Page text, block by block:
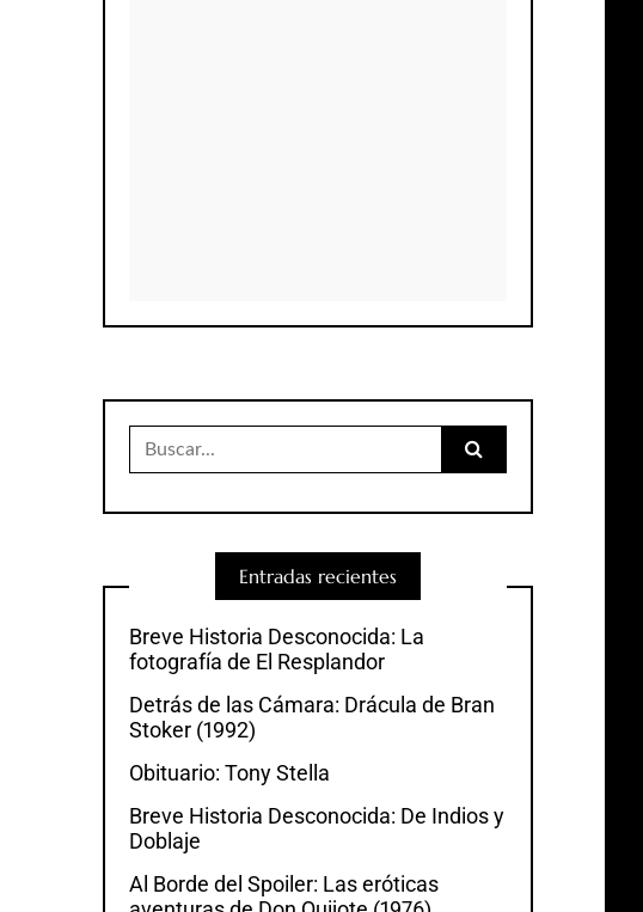
Buscar:
Entradas recientes
Breve Historia Desconocida: La
fotografía de El Resplandor
Detrás de las Cámara: Drácula de Bran
Stoker (1992)
Obituario: Tony Stella
Breve Historia Desconocida: De Indios y
Doblaje
Al Borde del Spoiler: Las eróticas